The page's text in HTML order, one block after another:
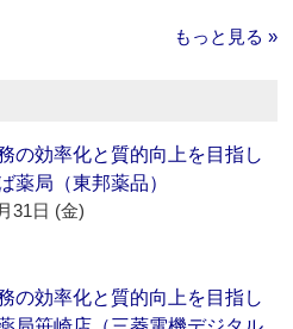
もっと見る »
の効率化と質的向上を目指し
薬局（東邦薬品）
31日 (金)
の効率化と質的向上を目指し